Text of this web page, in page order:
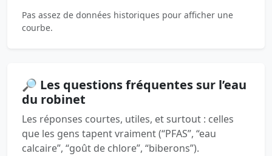
Pas assez de données historiques pour afficher une
courbe.
🔎 Les questions fréquentes sur l’eau
du robinet
Les réponses courtes, utiles, et surtout : celles
que les gens tapent vraiment (“PFAS”, “eau
calcaire”, “goût de chlore”, “biberons”).